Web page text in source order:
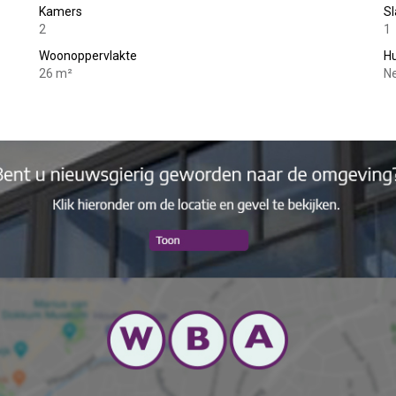
€ 1800,- p.mnd.
Kamers
2
1
Woonoppervlakte
26 m²